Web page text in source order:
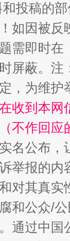
除
投稿的
如因被
需即时在
屏蔽。
，为维
收到本网
不作回应
名公布
举报的
对其真实
腐和公众/
通过中